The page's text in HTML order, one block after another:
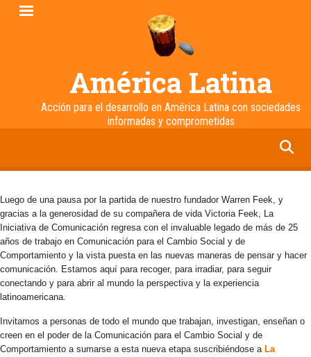
Pasar
América Latina
Acción para el desarrollo en América Latina con sociedades
informadas y comprometidas
Luego de una pausa por la partida de nuestro fundador Warren Feek, y
gracias a la generosidad de su compañera de vida Victoria Feek, La
Iniciativa de Comunicación regresa con el invaluable legado de más de 25
años de trabajo en Comunicación para el Cambio Social y de
Comportamiento y la vista puesta en las nuevas maneras de pensar y hacer
comunicación. Estamos aquí para recoger, para irradiar, para seguir
conectando y para abrir al mundo la perspectiva y la experiencia
latinoamericana.
Invitamos a personas de todo el mundo que trabajan, investigan, enseñan o
creen en el poder de la Comunicación para el Cambio Social y de
Comportamiento a sumarse a esta nueva etapa suscribiéndose a La